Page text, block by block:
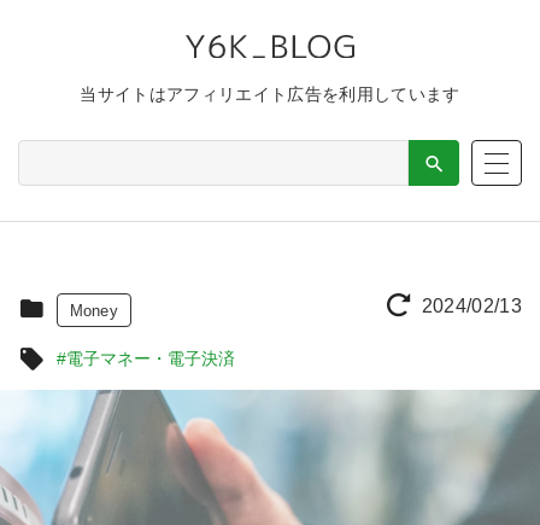
当サイトはアフィリエイト広告を利用しています
2024/02/13
Money
#電子マネー・電子決済